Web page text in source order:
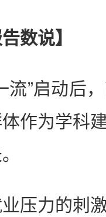
告数说】
”启动后，
作为学科
力的刺激